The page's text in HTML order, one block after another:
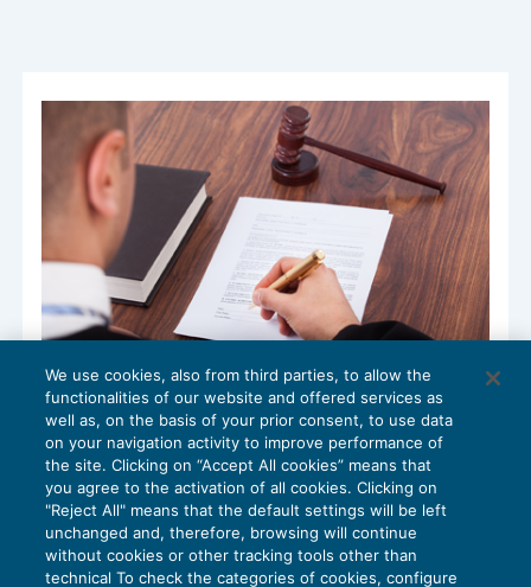
Part-time verticale ciclico: calcolo
anzianità contributiva
NEWS DEL GIORNO05/09/2017
We use cookies, also from third parties, to allow the
functionalities of our website and offered services as
well as, on the basis of your prior consent, to use data
on your navigation activity to improve performance of
the site. Clicking on “Accept All cookies” means that
you agree to the activation of all cookies. Clicking on
"Reject All" means that the default settings will be left
unchanged and, therefore, browsing will continue
without cookies or other tracking tools other than
technical To check the categories of cookies, configure